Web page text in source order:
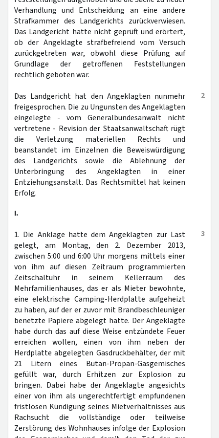
Verhandlung und Entscheidung an eine andere
Strafkammer des Landgerichts zurückverwiesen.
Das Landgericht hatte nicht geprüft und erörtert,
ob der Angeklagte strafbefreiend vom Versuch
zurückgetreten war, obwohl diese Prüfung auf
Grundlage der getroffenen Feststellungen
rechtlich geboten war.
2
Das Landgericht hat den Angeklagten nunmehr
freigesprochen. Die zu Ungunsten des Angeklagten
eingelegte - vom Generalbundesanwalt nicht
vertretene - Revision der Staatsanwaltschaft rügt
die Verletzung materiellen Rechts und
beanstandet im Einzelnen die Beweiswürdigung
des Landgerichts sowie die Ablehnung der
Unterbringung des Angeklagten in einer
Entziehungsanstalt. Das Rechtsmittel hat keinen
Erfolg.
I.
3
1. Die Anklage hatte dem Angeklagten zur Last
gelegt, am Montag, den 2. Dezember 2013,
zwischen 5:00 und 6:00 Uhr morgens mittels einer
von ihm auf diesen Zeitraum programmierten
Zeitschaltuhr in seinem Kellerraum des
Mehrfamilienhauses, das er als Mieter bewohnte,
eine elektrische Camping-Herdplatte aufgeheizt
zu haben, auf der er zuvor mit Brandbeschleuniger
benetzte Papiere abgelegt hatte. Der Angeklagte
habe durch das auf diese Weise entzündete Feuer
erreichen wollen, einen von ihm neben der
Herdplatte abgelegten Gasdruckbehälter, der mit
21 Litern eines Butan-Propan-Gasgemisches
gefüllt war, durch Erhitzen zur Explosion zu
bringen. Dabei habe der Angeklagte angesichts
einer von ihm als ungerechtfertigt empfundenen
fristlosen Kündigung seines Mietverhältnisses aus
Rachsucht die vollständige oder teilweise
Zerstörung des Wohnhauses infolge der Explosion